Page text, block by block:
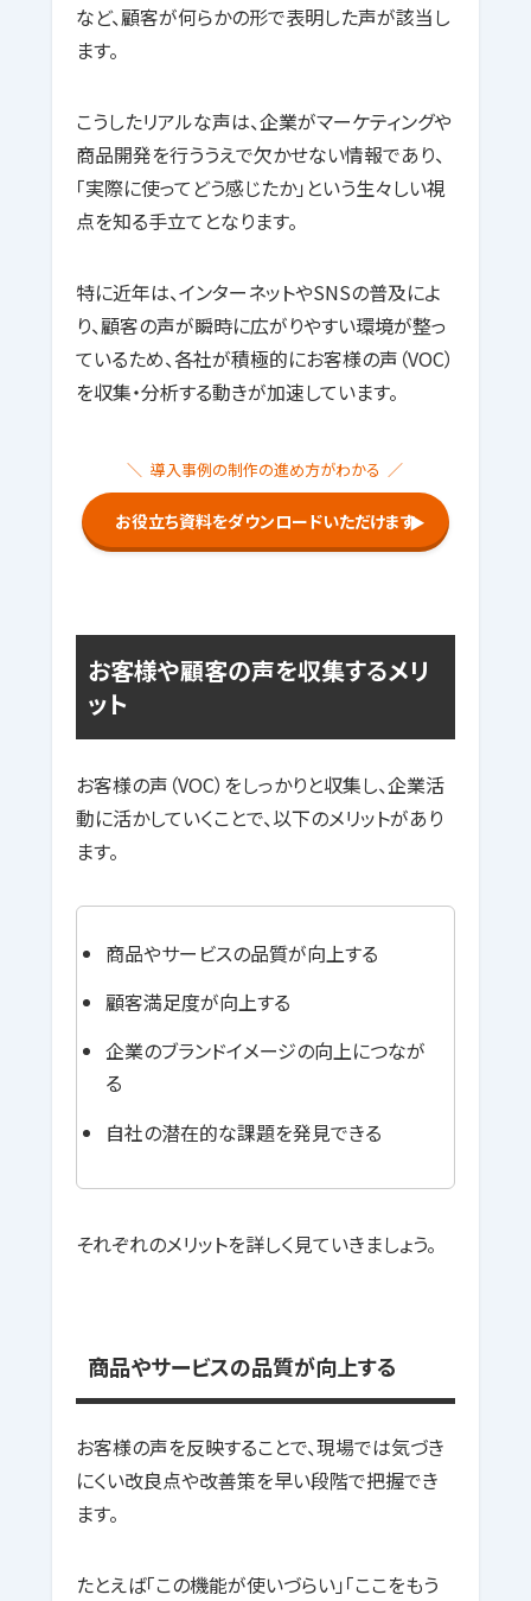
など、顧客が何らかの形で表明した声が該当し
ます。
こうしたリアルな声は、企業がマーケティングや
商品開発を行ううえで欠かせない情報であり、
「実際に使ってどう感じたか」という生々しい視
点を知る手立てとなります。
特に近年は、インターネットやSNSの普及によ
り、顧客の声が瞬時に広がりやすい環境が整っ
ているため、各社が積極的にお客様の声（VOC）
を収集・分析する動きが加速しています。
導入事例の制作の進め方がわかる
お役立ち資料をダウンロードいただけます▶
お客様や顧客の声を収集するメリ
ット
お客様の声（VOC）をしっかりと収集し、企業活
動に活かしていくことで、以下のメリットがあり
ます。
商品やサービスの品質が向上する
顧客満足度が向上する
企業のブランドイメージの向上につなが
る
自社の潜在的な課題を発見できる
それぞれのメリットを詳しく見ていきましょう。
商品やサービスの品質が向上する
お客様の声を反映することで、現場では気づき
にくい改良点や改善策を早い段階で把握でき
ます。
たとえば「この機能が使いづらい」「ここをもう